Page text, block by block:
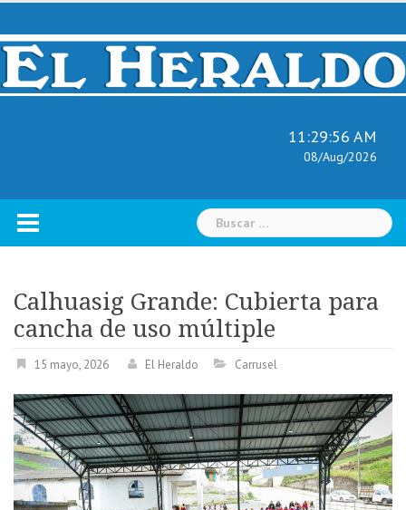
Skip
content
11:29:57 AM
08/Aug/2026
Buscar:
Calhuasig Grande: Cubierta para
cancha de uso múltiple
15 mayo, 2026 El Heraldo Carrusel